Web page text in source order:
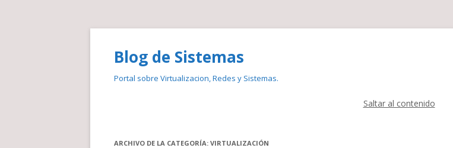
Blog de Sistemas
Portal sobre Virtualizacion, Redes y Sistemas.
Saltar al contenido
ARCHIVO DE LA CATEGORÍA: VIRTUALIZACIÓN